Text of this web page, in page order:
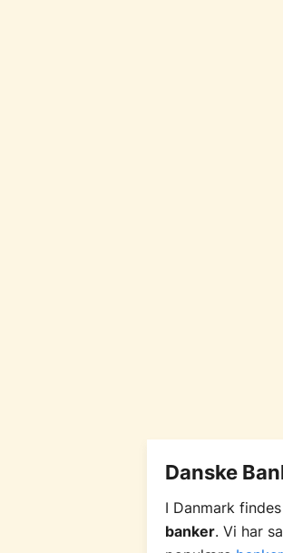
Danske
I Danmark
banker. Vi har